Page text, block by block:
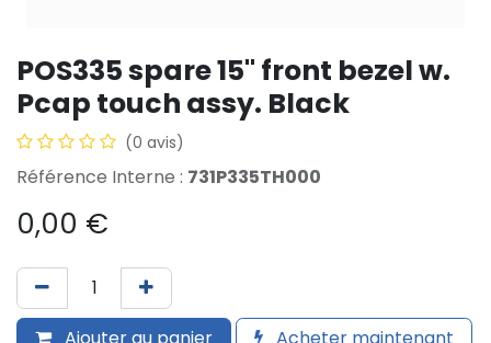
POS335 spare 15" front bezel w.
Pcap touch assy. Black
(0 avis)
Référence Interne : 731P335TH000
0,00 €